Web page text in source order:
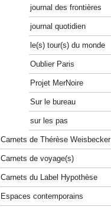
journal des frontières
journal quotidien
le(s) tour(s) du monde
Oublier Paris
Projet MerNoire
Sur le bureau
sur les pas
Carnets de Thérèse Weisbecker
Carnets de voyage(s)
Carnets du Label Hypothèse
Espaces contemporains